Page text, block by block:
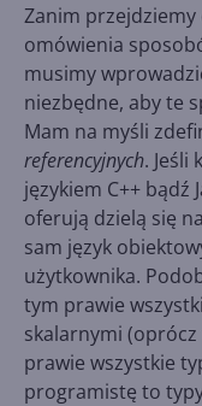
Zanim przejdziemy
omówienia
musimy
niezbędne, aby te
Mam na myśli
referencyjnych. Jeśli
językiem C++ bądź
oferują dzielą się na
sam język
użytkownika.
tym prawie
skalarnymi
prawie wszystkie
programistę to